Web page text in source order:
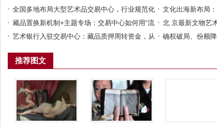
增长极
资本实缴
全国多地布局大型艺术品交易中心，行业规范化
发展已成大势所趋
文化出海新布局
中心共建中韩文
藏品置换新机制+主题专场：交易中心如何用“流
动”与“聚焦”双引擎激活万亿市场？
北 京最新文物艺
艺术品交易全球
艺术银行入驻交易中心：藏品质押周转资金，从
确权破局、份额
推荐图文